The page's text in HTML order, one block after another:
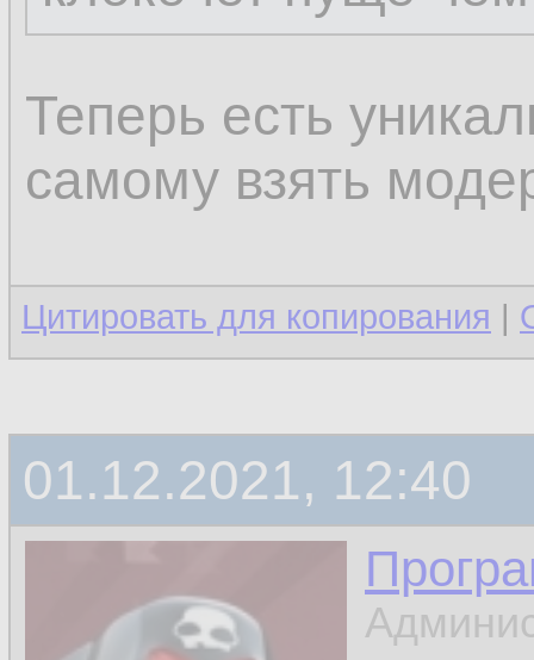
Теперь есть
самому взять
Цитировать для копирования |
01.12.2021, 12:40